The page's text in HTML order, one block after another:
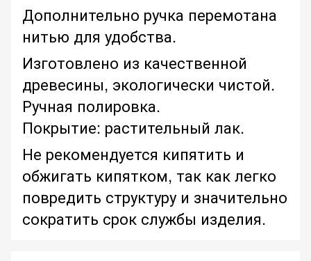
Дополнительно ручка перемотана
нитью для удобства.
Изготовлено из качественной
древесины, экологически чистой.
Ручная полировка.
Покрытие: растительный лак.
Не рекомендуется кипятить и
обжигать кипятком, так как легко
повредить структуру и значительно
сократить срок службы изделия.